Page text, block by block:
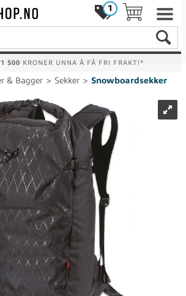
1
1 500 KRONER UNNA Å FÅ FRI FRAKT!*
& Bagger>Sekker>Snowboardsekker